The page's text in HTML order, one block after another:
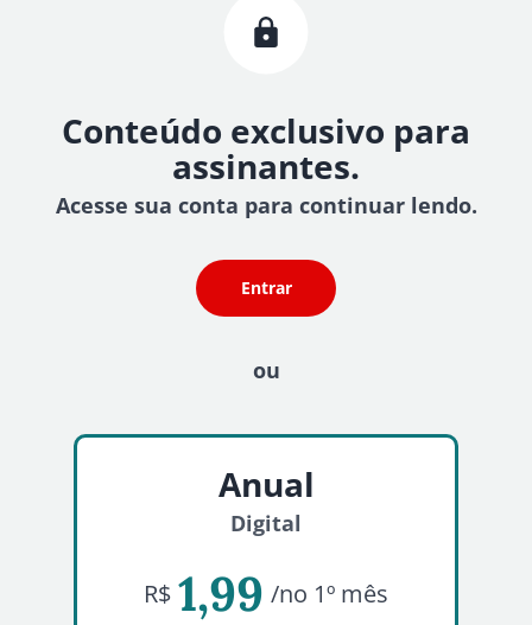
Conteúdo exclusivo para
assinantes.
Acesse sua conta para continuar lendo.
Entrar
ou
Anual
Digital
R$ 1,99 /no 1º mês